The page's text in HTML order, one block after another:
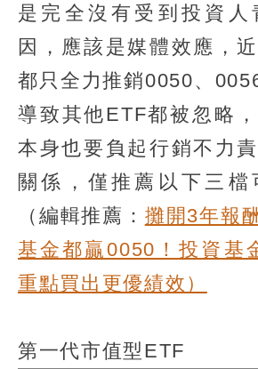
是完全沒有受到投資人
因，應該是媒體效應，
都只全力推銷0050、
導致其他ETF都被忽略
本身也要負起行銷不力
關係，僅推薦以下三檔
（編輯推薦： 攤開3年報
基金都贏0050！投資基
重點買出更優績效）
第一代市值型ETF